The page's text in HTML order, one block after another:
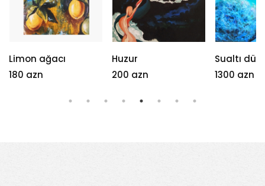
Limon ağacı
180 azn
Huzur
200 azn
Sualtı
1300 azn